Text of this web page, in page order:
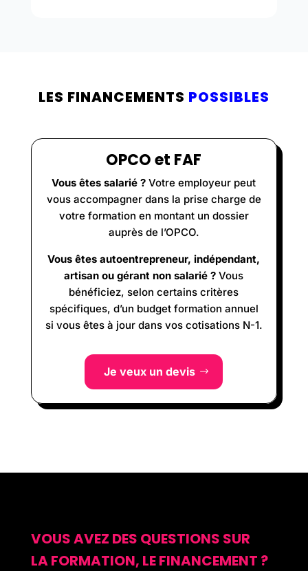
LES FINANCEMENTS POSSIBLES
OPCO et FAF
Vous êtes salarié ? Votre employeur peut
vous accompagner dans la prise charge de
votre formation en montant un dossier
auprès de l’OPCO.
Vous êtes autoentrepreneur, indépendant,
artisan ou gérant non salarié ? Vous
bénéficiez, selon certains critères
spécifiques, d’un budget formation annuel
si vous êtes à jour dans vos cotisations N-1.
Je veux un devis
VOUS AVEZ DES QUESTIONS SUR
LA FORMATION, LE FINANCEMENT ?